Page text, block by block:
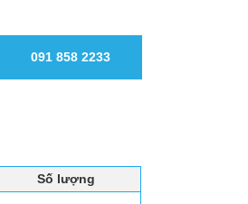
091 858 2233
Số lượng